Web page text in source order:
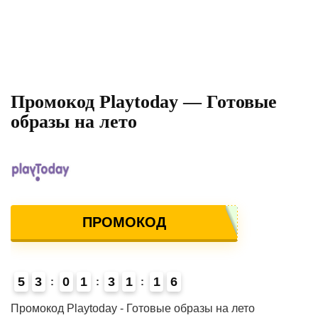
Промокод Playtoday — Готовые
образы на лето
ПРОМОКОД
5 3 0 1 3 1 1 6
Промокод Playtoday - Готовые образы на лето